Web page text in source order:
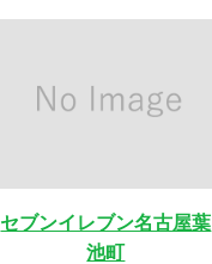
セブンイレブン名古屋葉
池町